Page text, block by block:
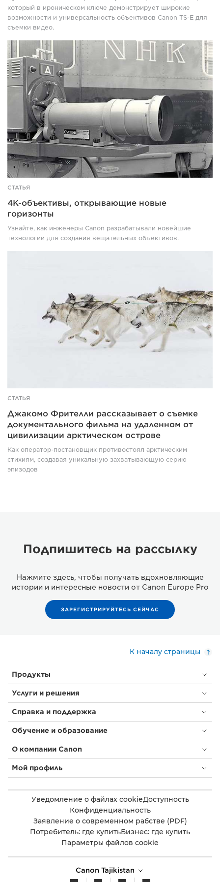
который в ироническом ключе демонстрирует широкие
возможности и универсальность объективов Canon TS-E для
съемки видео.
These
4K
lenses
СТАТЬЯ
4K-объективы, открывающие новые
горизонты
Узнайте, как инженеры Canon разрабатывали новейшие
технологии для создания вещательных объективов.
a
documentary
on
remote
Arctic
СТАТЬЯ
Джакомо Фрителли рассказывает о съемке
документального фильма на удаленном от
цивилизации арктическом острове
Как оператор-постановщик противостоял арктическим
стихиям, создавая уникальную захватывающую серию
эпизодов
Подпишитесь на рассылку
Нажмите здесь, чтобы получать вдохновляющие
истории и интересные новости от Canon Europe Pro
ЗАРЕГИСТРИРУЙТЕСЬ СЕЙЧАС
К началу страницы
Продукты
Услуги и решения
Справка и поддержка
Обучение и образование
О компании Canon
Мой профиль
Уведомление о файлах cookieДоступность
Конфиденциальность
Заявление о современном рабстве (PDF)
Потребитель: где купитьБизнес: где купить
Параметры файлов cookie
Canon Tajikistan